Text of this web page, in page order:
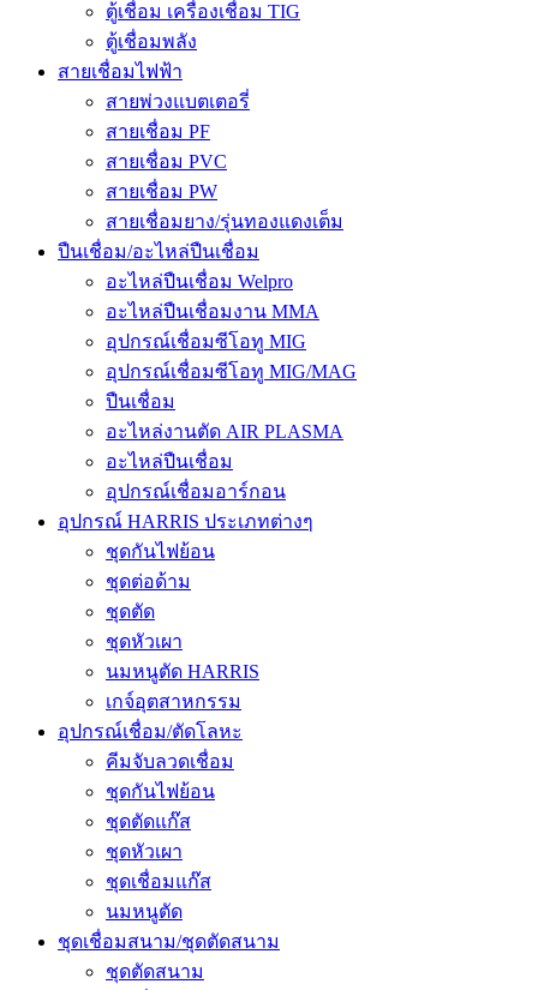
ตู้เชื่อม เครื่องเชื่อม TIG
ตู้เชื่อมพลัง
สายเชื่อมไฟฟ้า
สายพ่วงแบตเตอรี่
สายเชื่อม PF
สายเชื่อม PVC
สายเชื่อม PW
สายเชื่อมยาง/รุ่นทองแดงเต็ม
ปืนเชื่อม/อะไหล่ปืนเชื่อม
อะไหล่ปืนเชื่อม Welpro
อะไหล่ปืนเชื่อมงาน MMA
อุปกรณ์เชื่อมซีโอทู MIG
อุปกรณ์เชื่อมซีโอทู MIG/MAG
ปืนเชื่อม
อะไหล่งานตัด AIR PLASMA
อะไหล่ปืนเชื่อม
อุปกรณ์เชื่อมอาร์กอน
อุปกรณ์ HARRIS ประเภทต่างๆ
ชุดกันไฟย้อน
ชุดต่อด้าม
ชุดตัด
ชุดหัวเผา
นมหนูตัด HARRIS
เกจ์อุตสาหกรรม
อุปกรณ์เชื่อม/ตัดโลหะ
คีมจับลวดเชื่อม
ชุดกันไฟย้อน
ชุดตัดแก๊ส
ชุดหัวเผา
ชุดเชื่อมแก๊ส
นมหนูตัด
ชุดเชื่อมสนาม/ชุดตัดสนาม
ชุดตัดสนาม